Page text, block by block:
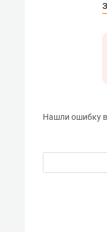
Нашли ошибку в